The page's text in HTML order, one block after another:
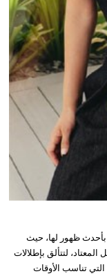
بأحدث ظهور لها، حيث
لتتألق بإطلالات
تناسب الأوقات